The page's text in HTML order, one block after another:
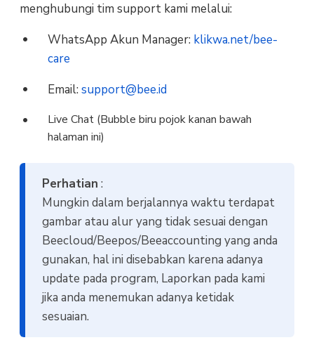
menghubungi tim support kami melalui:
WhatsApp Akun Manager: klikwa.net/bee-
care
Email: support@bee.id
Live Chat (Bubble biru pojok kanan bawah
halaman ini)
Perhatian :
Mungkin dalam berjalannya waktu terdapat
gambar atau alur yang tidak sesuai dengan
Beecloud/Beepos/Beeaccounting yang anda
gunakan, hal ini disebabkan karena adanya
update pada program, Laporkan pada kami
jika anda menemukan adanya ketidak
sesuaian.